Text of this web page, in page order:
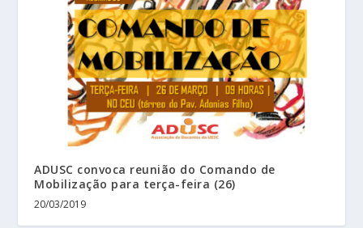
ADUSC convoca reunião do Comando de
Mobilização para terça-feira (26)
20/03/2019